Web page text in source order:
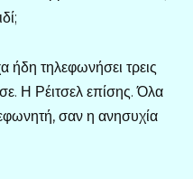
ήδη τηλεφωνήσει τρεις
Η Ρέιτσελ επίσης. Όλα
σαν η ανησυχία